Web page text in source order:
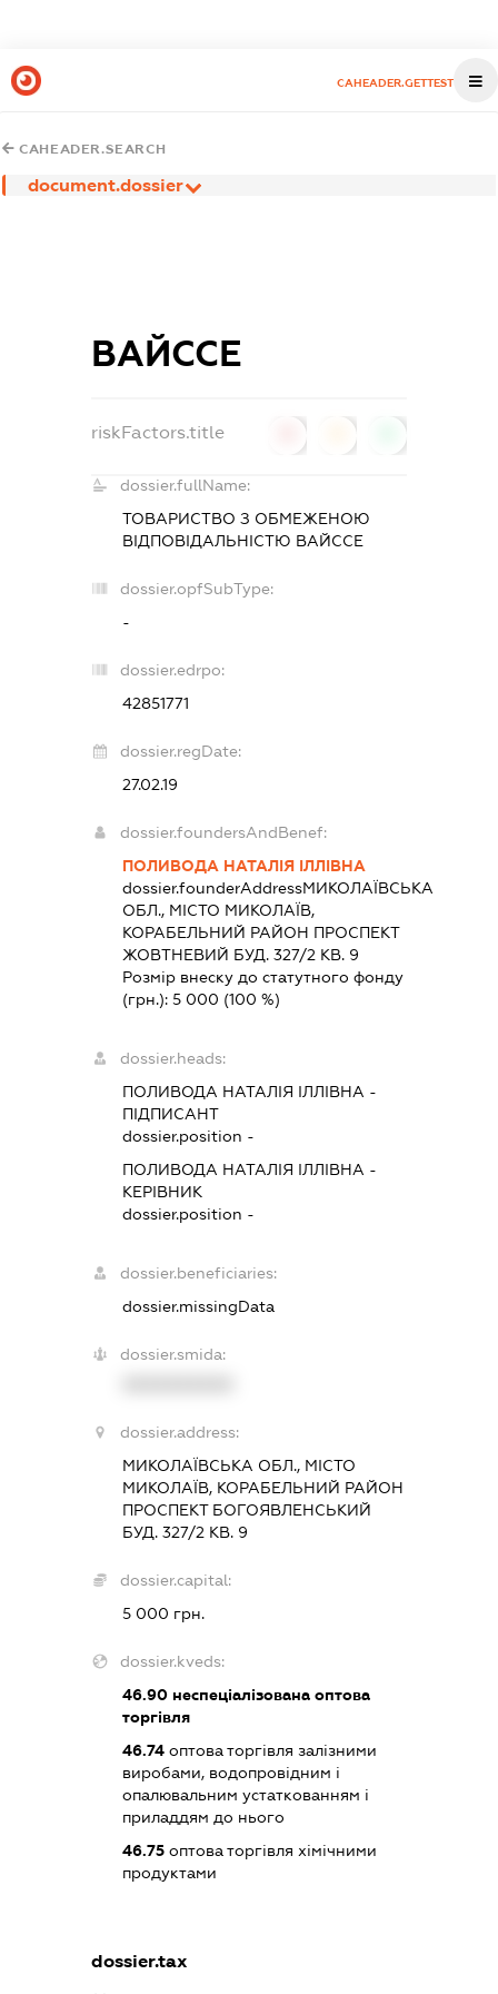
CAHEADER.GETTEST
CAHEADER.SEARCH
document.dossier
ВАЙССЕ
riskFactors.title
dossier.fullName:
ТОВАРИСТВО З ОБМЕЖЕНОЮ
ВІДПОВІДАЛЬНІСТЮ ВАЙССЕ
dossier.opfSubType:
-
dossier.edrpo:
42851771
dossier.regDate:
27.02.19
dossier.foundersAndBenef:
ПОЛИВОДА НАТАЛІЯ ІЛЛІВНА
dossier.founderAddressМИКОЛАЇВСЬКА
ОБЛ., МІСТО МИКОЛАЇВ,
КОРАБЕЛЬНИЙ РАЙОН ПРОСПЕКТ
ЖОВТНЕВИЙ БУД. 327/2 КВ. 9
Розмір внеску до статутного фонду
(грн.):5 000 (100 %)
dossier.heads:
ПОЛИВОДА НАТАЛІЯ ІЛЛІВНА -
ПІДПИСАНТ
dossier.position -
ПОЛИВОДА НАТАЛІЯ ІЛЛІВНА -
КЕРІВНИК
dossier.position -
dossier.beneficiaries:
dossier.missingData
dossier.smida:
dossier.address:
МИКОЛАЇВСЬКА ОБЛ., МІСТО
МИКОЛАЇВ, КОРАБЕЛЬНИЙ РАЙОН
ПРОСПЕКТ БОГОЯВЛЕНСЬКИЙ
БУД. 327/2 КВ. 9
dossier.capital:
5 000 грн.
dossier.kveds:
46.90 неспеціалізована оптова
торгівля
46.74 оптова торгівля залізними
виробами, водопровідним і
опалювальним устаткованням і
приладдям до нього
46.75 оптова торгівля хімічними
продуктами
dossier.tax